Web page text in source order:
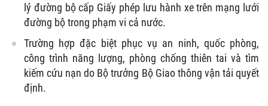
lý đường bộ cấp Giấy phép lưu hành xe trên mạng lưới
đường bộ trong phạm vi cả nước.
Trường hợp đặc biệt phục vụ an ninh, quốc phòng,
công trình năng lượng, phòng chống thiên tai và tìm
kiếm cứu nạn do Bộ trưởng Bộ Giao thông vận tải quyết
định.